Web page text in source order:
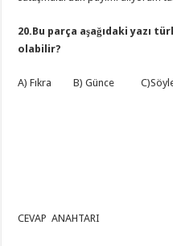
20.Bu parça aşağıdaki yazı
olabilir?
A) Fıkra B) Günce
CEVAP ANAHTARI